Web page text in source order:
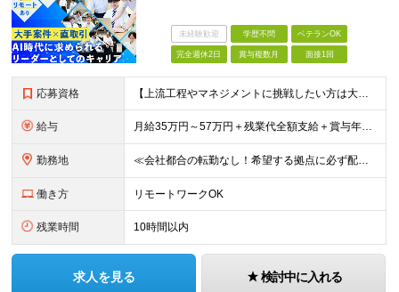
未経験歓迎 学歴不問 ベテランOK
完全週休2日 賞与複数月 面接1回
応募資格 【上流工程やマネジメントに挑戦したい方は大歓迎です！】 ★インフラエンジニアとしての実務経験をお持ちの方 ★上記に加え、下記いずれかに該当する方 ・チームのリーダー／サブリーダーの経験をお持ちの方 ・
給与 月給35万円～57万円＋残業代全額支給＋賞与年3.45ヵ月(リーダー経験者) 月給32万円～43万円＋残業代全額支給＋賞与年3.45ヵ月(実務経験者) 入社時想定年収： 490万円～798万円(リー
勤務地 ≪会社都合の転勤なし！希望する拠点に必ず配属します。新潟Uターン・Iターン大歓迎！≫ 首都圏(東京、神奈川、千葉、埼玉)または新潟市、長岡市周辺のお客様先または各拠点での勤務となります。 ■東京支社
働き方 リモートワークOK
残業時間 10時間以内
求人を見る 検討中に入れる